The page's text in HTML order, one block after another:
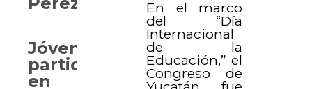
En el marco
del “Día
Internacional
de la
Educación,” el
Congreso de
Jóvenes
participan
en